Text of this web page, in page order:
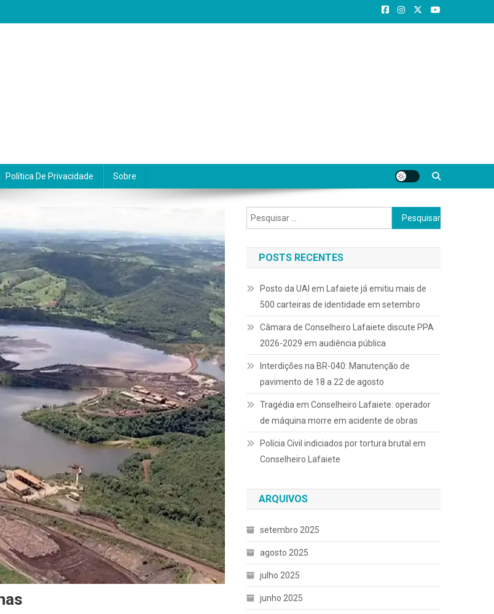
Política De Privacidade Sobre
Pesquisar
por:
POSTS RECENTES
Posto da UAI em Lafaiete já emitiu mais de
500 carteiras de identidade em setembro
Câmara de Conselheiro Lafaiete discute PPA
2026-2029 em audiência pública
Interdições na BR-040: Manutenção de
pavimento de 18 a 22 de agosto
Tragédia em Conselheiro Lafaiete: operador
de máquina morre em acidente de obras
Polícia Civil indiciados por tortura brutal em
Conselheiro Lafaiete
ARQUIVOS
setembro 2025
agosto 2025
julho 2025
junho 2025